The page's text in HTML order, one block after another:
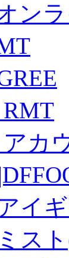
ン
カ
イ
ス